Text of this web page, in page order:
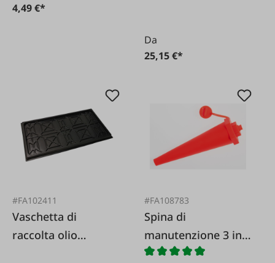
4,49 €*
Da
25,15 €*
#FA102411
Vaschetta di
raccolta olio
#FA108783
Spina di
manutenzione 3 in 1
Diametro 2 - 42 mm